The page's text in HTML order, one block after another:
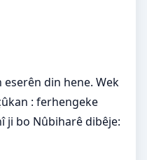
eserên din hene. Wek
: ferhengeke
ji bo Nûbiharê dibêje: